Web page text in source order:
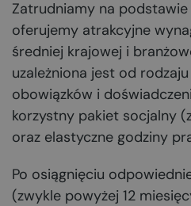
Zatrudniamy na
oferujemy atrakcyjne
średniej krajowej i
uzależniona jest od
obowiązków i
korzystny pakiet socjalny
oraz elastyczne godziny
Po osiągnięciu
(zwykle powyżej 12